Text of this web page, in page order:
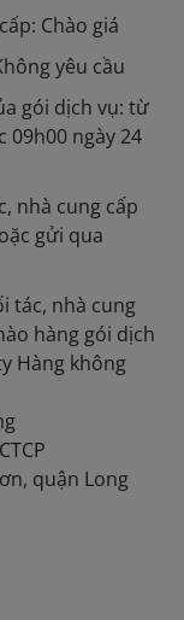
Chào giá
yêu cầu
gói dịch vụ: từ
09h00 ngày 24
nhà cung cấp
gửi qua
tác, nhà cung
hàng gói dịch
Hàng không
quận Long